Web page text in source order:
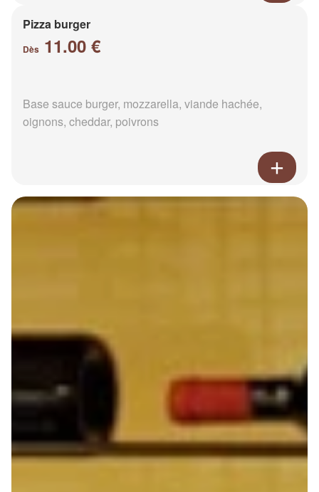
Pizza burger
Dès 11.00 €
Base sauce burger, mozzarella, viande hachée,
oignons, cheddar, poivrons